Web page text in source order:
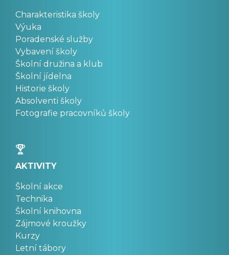
Charakteristika školy
Výuka
Poradenské služby
Vybavení školy
Školní družina a klub
Školní jídelna
Historie školy
Absolventi školy
Fotografie pracovníků školy
AKTIVITY
Školní akce
Technika
Školní knihovna
Zájmové kroužky
Kurzy
Letní tábory